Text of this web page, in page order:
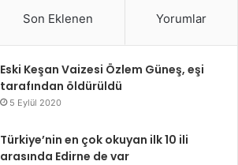
Son Eklenen Yorumlar
Eski Keşan Vaizesi Özlem Güneş, eşi
tarafından öldürüldü
5 Eylül 2020
Türkiye’nin en çok okuyan ilk 10 ili
arasında Edirne de var